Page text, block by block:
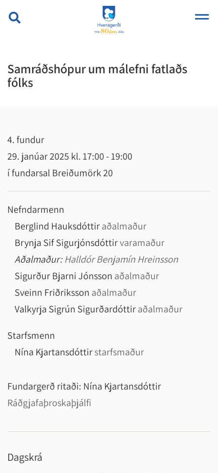
Samráðshópur um málefni fatlaðs
fólks
4. fundur
29. janúar 2025 kl. 17:00 - 19:00
í fundarsal Breiðumörk 20
Nefndarmenn
Berglind Hauksdóttiraðalmaður
Brynja Sif Sigurjónsdóttirvaramaður
Aðalmaður:Halldór Benjamín Hreinsson
Sigurður Bjarni Jónsson aðalmaður
Sveinn Friðriksson aðalmaður
Valkyrja Sigrún Sigurðardóttiraðalmaður
Starfsmenn
Nína Kjartansdóttirstarfsmaður
Fundargerð ritaði: Nína Kjartansdóttir
Ráðgjafaþroskaþjálfi
Dagskrá